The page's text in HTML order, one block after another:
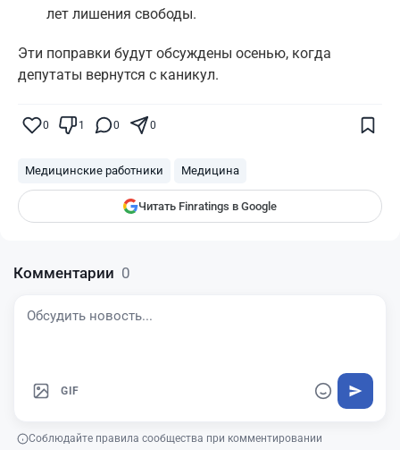
лет лишения свободы.
Эти поправки будут обсуждены осенью, когда
депутаты вернутся с каникул.
0 1 0 0
Медицинские работники Медицина
Читать Finratings в Google
показываться вам
Комментарии 0
GIF
Соблюдайте правила сообщества при комментировании